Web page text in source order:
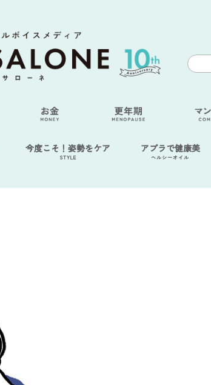
今度こそ！姿勢をケア
STYLE
アブラで健康美
ヘルシーオイル